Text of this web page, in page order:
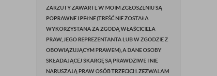
ZARZUTY ZAWARTE W MOIM ZGŁOSZENIU SĄ
POPRAWNE I PEŁNE (TREŚĆ NIE ZOSTAŁA
WYKORZYSTANA ZA ZGODĄ WŁAŚCICIELA
PRAW, JEGO REPREZENTANTA LUB W ZGODZIE Z
OBOWIĄZUJĄCYM PRAWEM), A DANE OSOBY
SKŁADAJĄCEJ SKARGĘ SĄ PRAWDZIWE I NIE
NARUSZAJĄ PRAW OSÓB TRZECICH. ZEZWALAM